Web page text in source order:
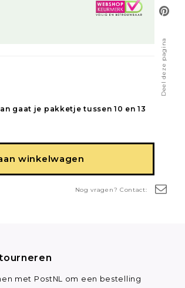
Deel deze pagina
Nog vragen? Contact:
gaat je pakketje tussen 10 en 13
winkelwagen
met PostNL om een bestelling